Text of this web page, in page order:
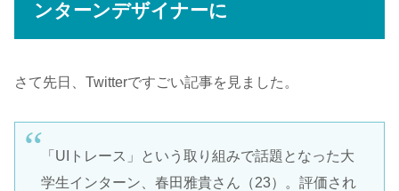
ンターンデザイナーに
さて先日、Twitterですごい記事を見ました。
「UIトレース」という取り組みで話題となった大
学生インターン、春田雅貴さん（23）。評価され